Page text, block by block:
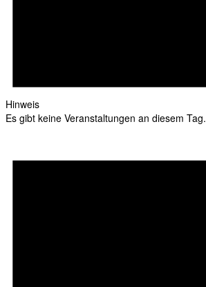
Hinweis
Es gibt keine Veranstaltungen an diesem Tag.